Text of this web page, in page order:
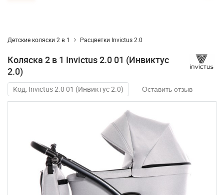
Детские коляски 2 в 1 Расцветки Invictus 2.0
Коляска 2 в 1 Invictus 2.0 01 (Инвиктус
2.0)
Код: Invictus 2.0 01 (Инвиктус 2.0) Оставить отзыв